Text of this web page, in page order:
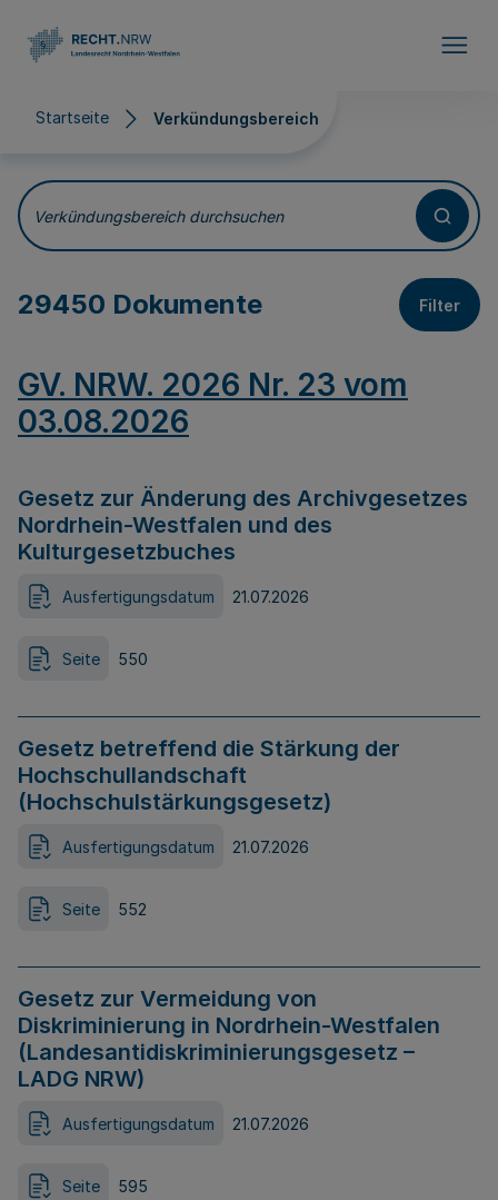
Startseite Verkündungsbereich
Verkündungsbereich
Verkündungsbereich durchsuchen
29450 Dokumente Filter
GV. NRW. 2026 Nr. 23 vom
03.08.2026
Gesetz zur Änderung des Archivgesetzes
Nordrhein-Westfalen und des
Kulturgesetzbuches
Ausfertigungsdatum 21.07.2026
Seite 550
Gesetz betreffend die Stärkung der
Hochschullandschaft
(Hochschulstärkungsgesetz)
Ausfertigungsdatum 21.07.2026
Seite 552
Gesetz zur Vermeidung von
Diskriminierung in Nordrhein-Westfalen
(Landesantidiskriminierungsgesetz –
LADG NRW)
Ausfertigungsdatum 21.07.2026
Seite 595